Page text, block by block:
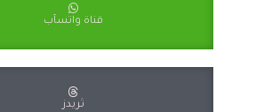
قناة واتسآب
ثريدز